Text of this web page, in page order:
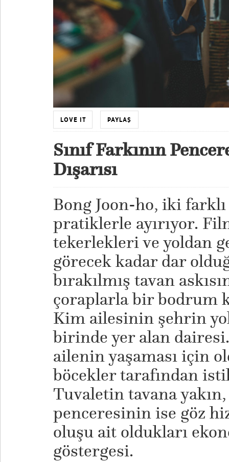
LOVE IT PAYLAŞ
Sınıf Farkının
Dışarısı
Bong Joon-ho, iki farklı
pratiklerle ayırıyor.
tekerlekleri ve yoldan
görecek kadar dar
bırakılmış tavan
çoraplarla bir bodrum
Kim ailesinin şehrin
birinde yer alan
ailenin yaşaması için
böcekler tarafından
Tuvaletin tavana
penceresinin ise göz
oluşu ait oldukları
göstergesi.